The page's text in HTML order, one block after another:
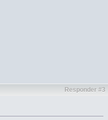
Responder #3